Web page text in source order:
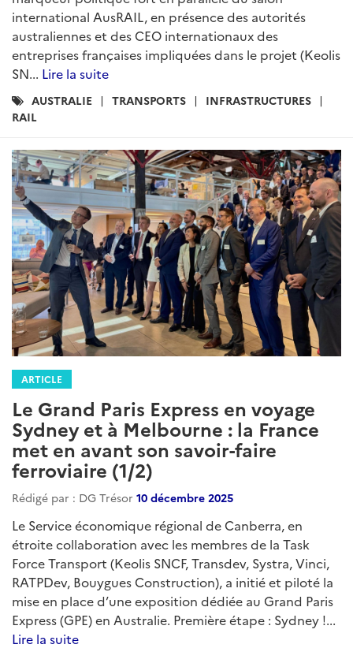
international AusRAIL, en présence des autorités
australiennes et des CEO internationaux des
entreprises françaises impliquées dans le projet (Keolis
SN... Lire la suite
Catégories
:
AUSTRALIE TRANSPORTS
INFRASTRUCTURES
RAIL
ARTICLE
Le Grand Paris Express en voyage
Sydney et à Melbourne : la France
met en avant son savoir-faire
ferroviaire (1/2)
Rédigé par : DG Trésor 10 décembre 2025
Le Service économique régional de Canberra, en
étroite collaboration avec les membres de la Task
Force Transport (Keolis SNCF, Transdev, Systra, Vinci,
RATPDev, Bouygues Construction), a initié et piloté la
mise en place d’une exposition dédiée au Grand Paris
Express (GPE) en Australie. Première étape : Sydney !...
Lire la suite